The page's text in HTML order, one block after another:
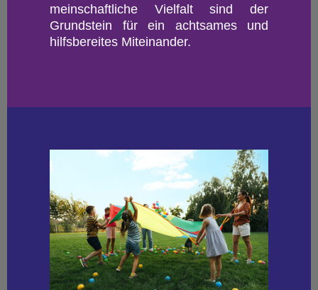
mein­schaft­li­che Viel­falt sind der
Grund­stein für ein acht­sa­mes und
hilfs­be­rei­tes Mit­ein­an­der.